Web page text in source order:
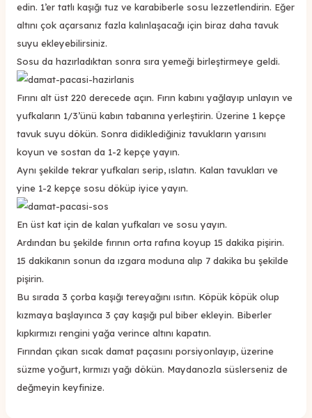
edin. 1’er tatlı kaşığı tuz ve karabiberle sosu lezzetlendirin. Eğer
altını çok açarsanız fazla kalınlaşacağı için biraz daha tavuk
suyu ekleyebilirsiniz.
Sosu da hazırladıktan sonra sıra yemeği birleştirmeye geldi.
Fırını alt üst 220 derecede açın. Fırın kabını yağlayıp unlayın ve
yufkaların 1/3’ünü kabın tabanına yerleştirin. Üzerine 1 kepçe
tavuk suyu dökün. Sonra didiklediğiniz tavukların yarısını
koyun ve sostan da 1-2 kepçe yayın.
Aynı şekilde tekrar yufkaları serip, ıslatın. Kalan tavukları ve
yine 1-2 kepçe sosu döküp iyice yayın.
En üst kat için de kalan yufkaları ve sosu yayın.
Ardından bu şekilde fırının orta rafına koyup 15 dakika pişirin.
15 dakikanın sonun da ızgara moduna alıp 7 dakika bu şekilde
pişirin.
Bu sırada 3 çorba kaşığı tereyağını ısıtın. Köpük köpük olup
kızmaya başlayınca 3 çay kaşığı pul biber ekleyin. Biberler
kıpkırmızı rengini yağa verince altını kapatın.
Fırından çıkan sıcak damat paçasını porsiyonlayıp, üzerine
süzme yoğurt, kırmızı yağı dökün. Maydanozla süslerseniz de
değmeyin keyfinize.